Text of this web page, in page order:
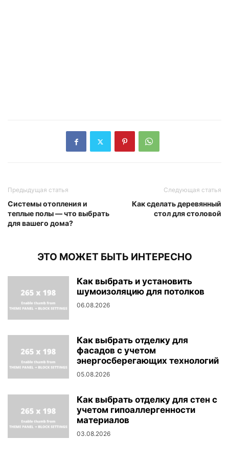
Предыдущая статья
Системы отопления и
теплые полы — что выбрать
для вашего дома?
Следующая статья
Как сделать деревянный
стол для столовой
ЭТО МОЖЕТ БЫТЬ ИНТЕРЕСНО
Как выбрать и установить
шумоизоляцию для потолков
06.08.2026
Как выбрать отделку для
фасадов с учетом
энергосберегающих технологий
05.08.2026
Как выбрать отделку для стен с
учетом гипоаллергенности
материалов
03.08.2026